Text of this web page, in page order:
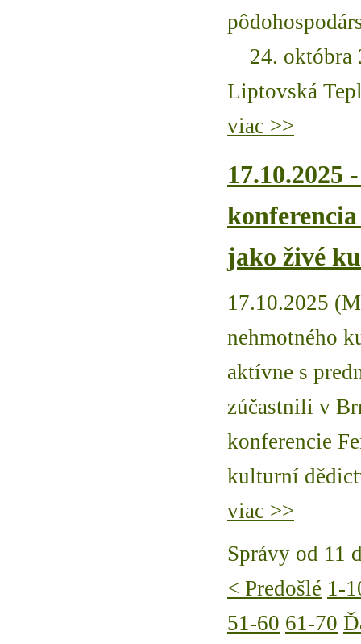
24. októbra
Liptovská
viac >>
17.10.2025
jako živé
17.10.2025
nehmotného
aktívne s
zúčastnili v
konferencie
kulturní
viac >>
Správy od 11
< Predošlé 1-
51-60 61-70